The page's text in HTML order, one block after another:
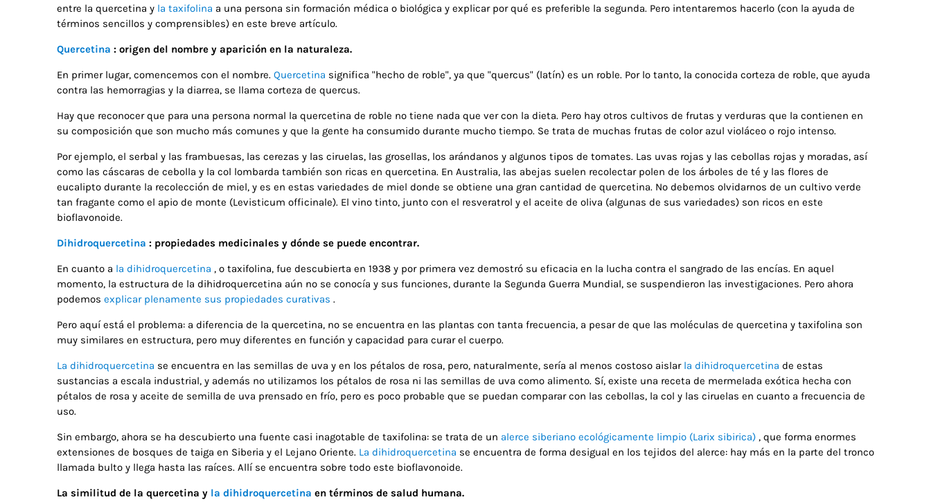
entre la quercetina y la taxifolina a una persona sin formación médica o biológica y explicar por qué es preferible la segunda. Pero intentaremos hacerlo (con la ayuda de
términos sencillos y comprensibles) en este breve artículo.
Quercetina : origen del nombre y aparición en la naturaleza.
En primer lugar, comencemos con el nombre. Quercetina significa "hecho de roble", ya que "quercus" (latín) es un roble. Por lo tanto, la conocida corteza de roble, que ayuda
contra las hemorragias y la diarrea, se llama corteza de quercus.
Hay que reconocer que para una persona normal la quercetina de roble no tiene nada que ver con la dieta. Pero hay otros cultivos de frutas y verduras que la contienen en
su composición que son mucho más comunes y que la gente ha consumido durante mucho tiempo. Se trata de muchas frutas de color azul violáceo o rojo intenso.
Por ejemplo, el serbal y las frambuesas, las cerezas y las ciruelas, las grosellas, los arándanos y algunos tipos de tomates. Las uvas rojas y las cebollas rojas y moradas, así
como las cáscaras de cebolla y la col lombarda también son ricas en quercetina. En Australia, las abejas suelen recolectar polen de los árboles de té y las flores de
eucalipto durante la recolección de miel, y es en estas variedades de miel donde se obtiene una gran cantidad de quercetina. No debemos olvidarnos de un cultivo verde
tan fragante como el apio de monte (Levisticum officinale). El vino tinto, junto con el resveratrol y el aceite de oliva (algunas de sus variedades) son ricos en este
bioflavonoide.
Dihidroquercetina : propiedades medicinales y dónde se puede encontrar.
En cuanto a la dihidroquercetina , o taxifolina, fue descubierta en 1938 y por primera vez demostró su eficacia en la lucha contra el sangrado de las encías. En aquel
momento, la estructura de la dihidroquercetina aún no se conocía y sus funciones, durante la Segunda Guerra Mundial, se suspendieron las investigaciones. Pero ahora
podemos explicar plenamente sus propiedades curativas .
Pero aquí está el problema: a diferencia de la quercetina, no se encuentra en las plantas con tanta frecuencia, a pesar de que las moléculas de quercetina y taxifolina son
muy similares en estructura, pero muy diferentes en función y capacidad para curar el cuerpo.
La dihidroquercetina se encuentra en las semillas de uva y en los pétalos de rosa, pero, naturalmente, sería al menos costoso aislar la dihidroquercetina de estas
sustancias a escala industrial, y además no utilizamos los pétalos de rosa ni las semillas de uva como alimento. Sí, existe una receta de mermelada exótica hecha con
pétalos de rosa y aceite de semilla de uva prensado en frío, pero es poco probable que se puedan comparar con las cebollas, la col y las ciruelas en cuanto a frecuencia de
uso.
Sin embargo, ahora se ha descubierto una fuente casi inagotable de taxifolina: se trata de un alerce siberiano ecológicamente limpio (Larix sibirica) , que forma enormes
extensiones de bosques de taiga en Siberia y el Lejano Oriente. La dihidroquercetina se encuentra de forma desigual en los tejidos del alerce: hay más en la parte del tronco
llamada bulto y llega hasta las raíces. Allí se encuentra sobre todo este bioflavonoide.
La similitud de la quercetina y la dihidroquercetina en términos de salud humana.